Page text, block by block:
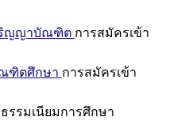
ริญญาบัณฑิต การสมัครเข้า
ฑิตศึกษา การสมัครเข้า
รรมเนียมการศึกษา